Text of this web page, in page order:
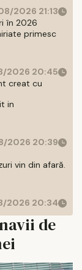
2026 21:13
în 2026
primesc
2026 20:45
creat cu
in
2026 20:39
vin din afară.
2026 20:34
de